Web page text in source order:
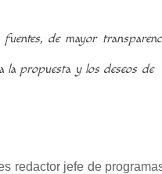
de mayor
la propuesta y los deseos de
redactor jefe de